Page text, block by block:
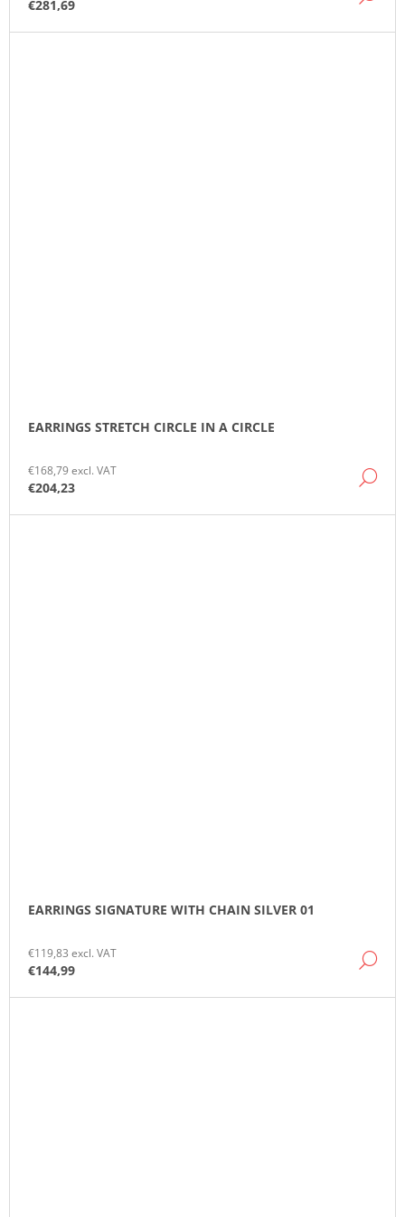
€281,69
EARRINGS STRETCH CIRCLE IN A CIRCLE
€168,79 excl. VAT
€204,23
EARRINGS SIGNATURE WITH CHAIN SILVER 01
€119,83 excl. VAT
€144,99